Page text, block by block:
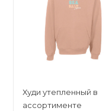
Худи утепленный в
ассортименте